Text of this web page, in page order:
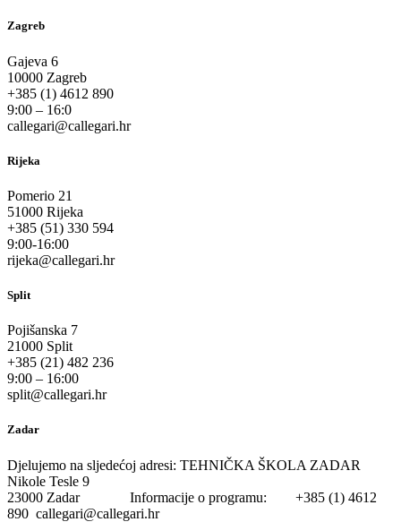
Zagreb
Gajeva 6
10000 Zagreb
+385 (1) 4612 890
9:00 – 16:0
callegari@callegari.hr
Rijeka
Pomerio 21
51000 Rijeka
+385 (51) 330 594
9:00-16:00
rijeka@callegari.hr
Split
Pojišanska 7
21000 Split
+385 (21) 482 236
9:00 – 16:00
split@callegari.hr
Zadar
Djelujemo na sljedećoj adresi: TEHNIČKA ŠKOLA ZADAR
Nikole Tesle 9
23000 Zadar Informacije o programu: +385 (1) 4612
890 callegari@callegari.hr